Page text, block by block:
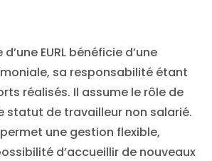
EURL bénéficie d’une
sa responsabilité étant
réalisés. Il assume le rôle de
statut de travailleur non salarié.
une gestion flexible,
d’accueillir de nouveaux